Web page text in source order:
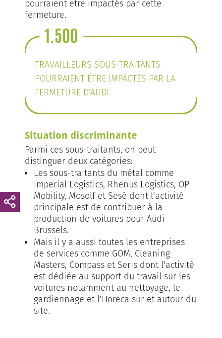
pourraient être impactés par cette
fermeture.
1.500
TRAVAILLEURS SOUS-TRAITANTS
POURRAIENT ÊTRE IMPACTÉS PAR LA
FERMETURE D’AUDI.
Situation discriminante
Parmi ces sous-traitants, on peut
distinguer deux catégories:
Les sous-traitants du métal comme
Imperial Logistics, Rhenus Logistics, OP
Mobility, Mosolf et Sesé dont l'activité
principale est de contribuer à la
production de voitures pour Audi
Brussels.
Mais il y a aussi toutes les entreprises
de services comme GOM, Cleaning
Masters, Compass et Seris dont l'activité
est dédiée au support du travail sur les
voitures notamment au nettoyage, le
gardiennage et l’Horeca sur et autour du
site.